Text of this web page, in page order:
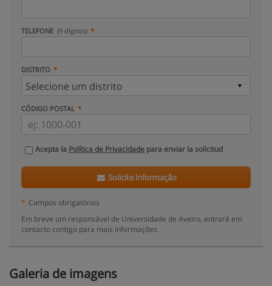
TELEFONE (9 dígitos)
DISTRITO
CÓDIGO POSTAL
Acepta la Política de Privacidade para enviar la solicitud
Solicite informação
* Campos obrigatórios
Em breve um responsável de Universidade de Aveiro, entrará em
contacto contigo para mais informações.
Galeria de imagens